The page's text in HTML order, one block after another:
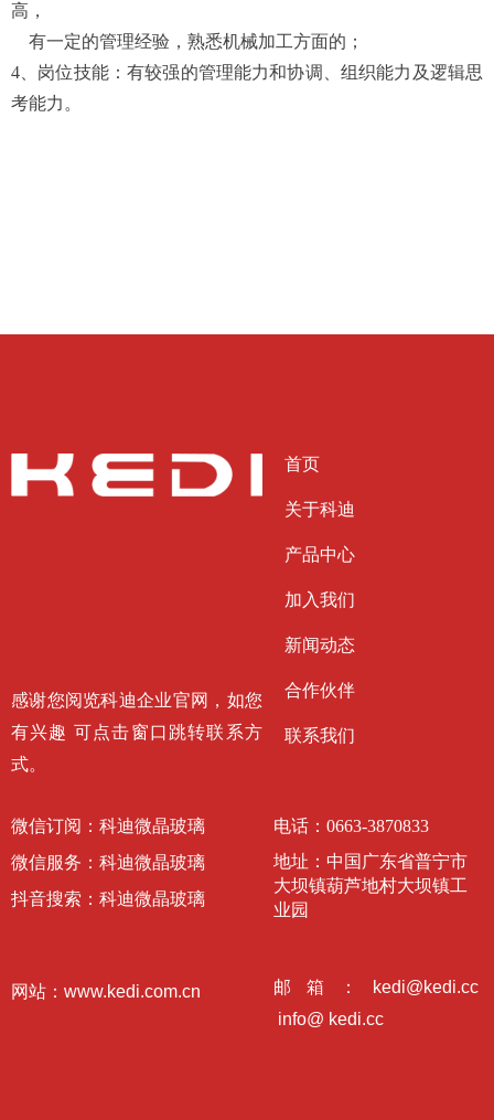
高，
有一定的管理经验，熟悉机械加工方面的；
4、岗位技能：有较强的管理能力和协调、组织能力及逻辑思
考能力。
感谢您阅览科迪企业官网，如您
有兴趣 可点击窗口跳转联系方
式。
首页
关于科迪
产品中心
加入我们
新闻动态
合作伙伴
联系我们
微信订阅：科迪微晶玻璃
微信服务：科迪微晶玻璃
抖音搜索：科迪微晶玻璃
网站：www.kedi.com.cn
电话： 0663-3870833
地址： 中国广东省普宁市
大坝镇葫芦地村大坝镇工
业园
邮箱：kedi@kedi.cc
info@ kedi.cc